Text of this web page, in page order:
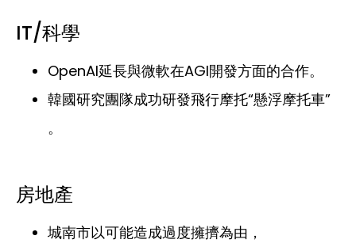
IT/科學
OpenAI延長與微軟在AGI開發方面的合作。
韓國研究團隊成功研發飛行摩托“懸浮摩托車”
。
房地產
城南市以可能造成過度擁擠為由，